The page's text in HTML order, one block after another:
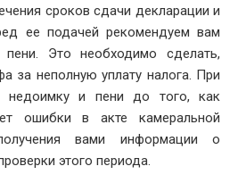
сроков сдачи декларации и
ее подачей рекомендуем вам
Это необходимо сделать,
за неполную уплату налога. При
недоимку и пени до того, как
ошибки в акте камеральной
вами информации о
этого периода.